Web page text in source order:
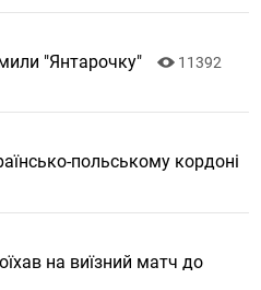
"Янтарочку"
11392
польському кордоні
на виїзний матч до